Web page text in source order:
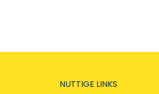
NUTTIGE LINKS